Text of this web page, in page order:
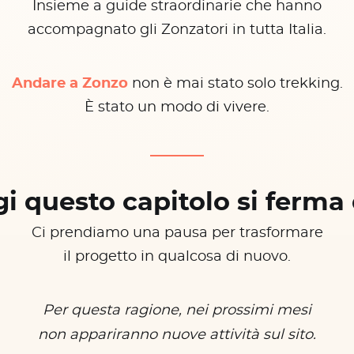
Insieme a guide straordinarie che hanno
accompagnato gli Zonzatori in tutta Italia.
Andare a Zonzonon è mai stato solo trekking.
È stato un modo di vivere.
questo capitolo si ferma
Ci prendiamo una pausa per trasformare
il progetto in qualcosa di nuovo.
Per questa ragione, nei prossimi mesi
non appariranno nuove attività sul sito.